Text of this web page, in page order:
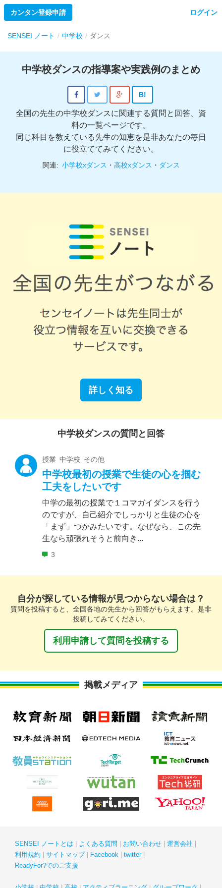
カンタン登録申請 ログイン
SENSEI ノート 中学校 ダンス
中学校ダンスの指導案や実践例のまとめ
B!
全国の先生の中学校ダンスに関連する質問と回答、資
料の一覧ページです。
同じ科目を教えている先生の知恵を是非あなたの毎日
に役立ててみてください。
関連: 小学校xダンス ・ 高校xダンス ・ ダンス
詳しく知る
中学校ダンスの質問と回答
授業 中学校 その他
中学校最初の授業で生徒の心を掴む
工夫をしたいです
中学の最初の授業で１コマガイダンスを行う
のですが、自己紹介でしっかりと生徒の心を
「まず」つかみたいです。なぜなら、この先
生なら頑張れそうと前向き...
3
自分が探している情報が見つからない場合は？
質問を投稿すると、全国各地の先生から回答がもらえます。是非
投稿してみてください。
利用申請して質問を投稿する
掲載メディア
SENSEI ノートとは よくある質問 お問い合わせ
運営会社
利用規約
サイトマップ Facebook
twitter
ReadyFor?でのご支援